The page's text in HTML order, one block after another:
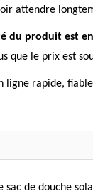
attendre
du produit est
que le prix est
rapide,
de douche